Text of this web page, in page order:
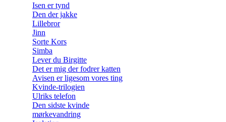
Isen er tynd
Den der jakke
Lillebror
Jinn
Sorte Kors
Simba
Lever du Birgitte
Det er mig der fodrer katten
Avisen er ligesom vores ting
Kvinde-trilogien
Ulriks telefon
Den sidste kvinde
mørkevandring